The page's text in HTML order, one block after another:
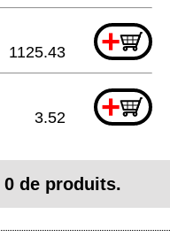
+
1125.43
+
3.52
0 de produits.